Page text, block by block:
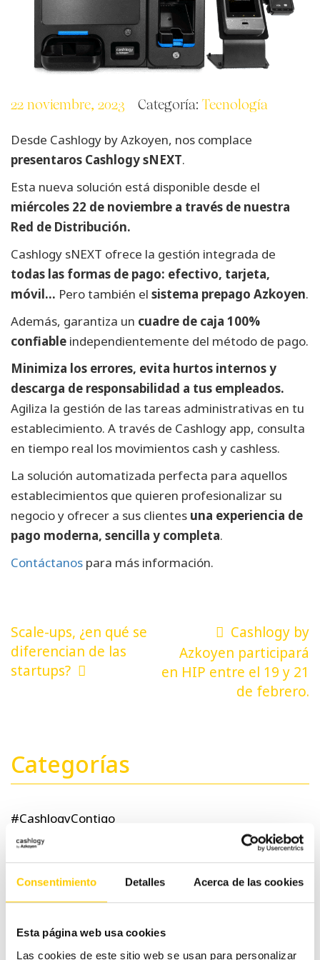
Consentimiento Detalles Acerca de las cookies
Esta página web usa cookies
Las cookies de este sitio web se usan para personalizar
22 noviembre, 2023 Categoría:Tecnología
Desde Cashlogy by Azkoyen, nos complace
presentaros Cashlogy sNEXT.
Esta nueva solución está disponible desde el
miércoles 22 de noviembre a través de nuestra
Red de Distribución.
Cashlogy sNEXT ofrece la gestión integrada de
todas las formas de pago: efectivo, tarjeta,
móvil… Pero también el sistema prepago Azkoyen.
Además, garantiza un cuadre de caja 100%
confiable independientemente del método de pago.
Minimiza los errores, evita hurtos internos y
descarga de responsabilidad a tus empleados.
Agiliza la gestión de las tareas administrativas en tu
establecimiento. A través de Cashlogy app, consulta
en tiempo real los movimientos cash y cashless.
La solución automatizada perfecta para aquellos
establecimientos que quieren profesionalizar su
negocio y ofrecer a sus clientes una experiencia de
pago moderna, sencilla y completa.
Contáctanos para más información.
Navegación
de
entradas
Scale-ups, ¿en qué se
diferencian de las
startups?
Cashlogy by
Azkoyen participará
en HIP entre el 19 y 21
de febrero.
Categorías
#CashlogyContigo
Hostelería